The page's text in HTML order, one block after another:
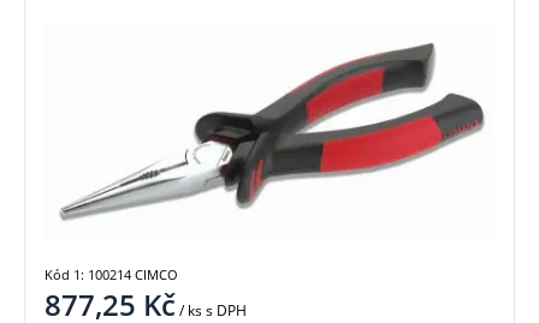
877,25 Kč/ kss DPH
Kód 1: 100214 CIMCO